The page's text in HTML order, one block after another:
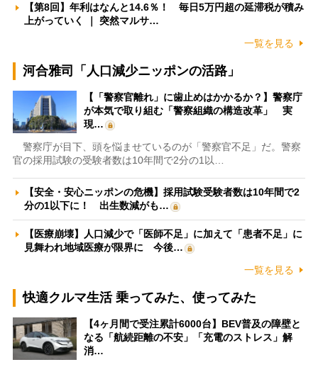
【第8回】年利はなんと14.6％！ 毎日5万円超の延滞税が積み
上がっていく ｜ 突然マルサ…
一覧を見る
河合雅司「人口減少ニッポンの活路」
【「警察官離れ」に歯止めはかかるか？】警察庁
が本気で取り組む「警察組織の構造改革」 実
現…
警察庁が目下、頭を悩ませているのが「警察官不足」だ。警察
官の採用試験の受験者数は10年間で2分の1以…
【安全・安心ニッポンの危機】採用試験受験者数は10年間で2
分の1以下に！ 出生数減がも…
【医療崩壊】人口減少で「医師不足」に加えて「患者不足」に
見舞われ地域医療が限界に 今後…
一覧を見る
快適クルマ生活 乗ってみた、使ってみた
【4ヶ月間で受注累計6000台】BEV普及の障壁と
なる「航続距離の不安」「充電のストレス」解
消…